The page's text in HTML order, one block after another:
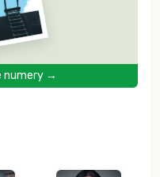
numery →